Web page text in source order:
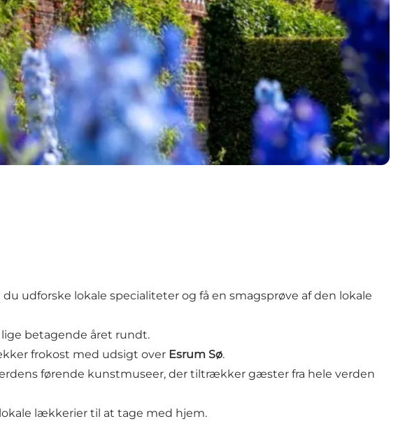
du udforske lokale specialiteter og få en smagsprøve af den lokale
betagende året rundt.
frokost med udsigt over Esrum Sø.
førende kunstmuseer, der tiltrækker gæster fra hele verden
lækkerier til at tage med hjem.